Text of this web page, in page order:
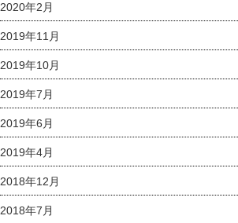
2020年2月
2019年11月
2019年10月
2019年7月
2019年6月
2019年4月
2018年12月
2018年7月